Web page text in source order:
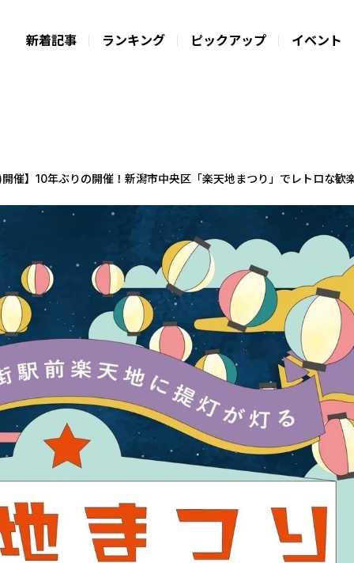
新着記事 ランキング ピックアップ イベント
催】10年ぶりの開催！新潟市中央区「楽天地まつり」でレトロな歓